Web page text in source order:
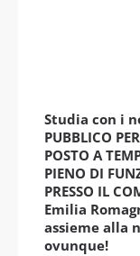
Studia con i
PUBBLICO
POSTO A
PIENO DI
PRESSO IL
Emilia
assieme alla
ovunque!